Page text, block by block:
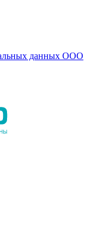
данных ООО